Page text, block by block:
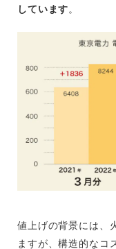
しています。
値上げの背景には、
ますが、構造的なコ